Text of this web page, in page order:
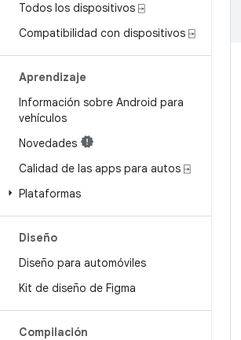
Todos los dispositivos ⍈
Compatibilidad con dispositivos ⍈
Aprendizaje
Información sobre Android para
vehículos
Novedades
Calidad de las apps para autos ⍈
Plataformas
Diseño
Diseño para automóviles
Kit de diseño de Figma
Compilación